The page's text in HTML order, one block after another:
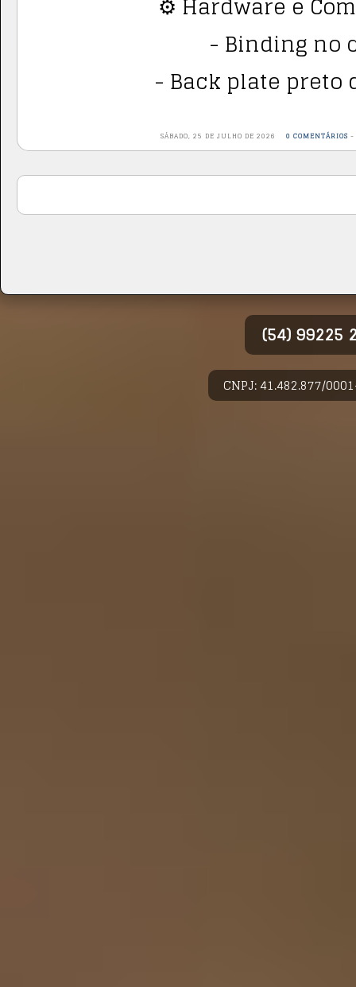
- Binding no
- Back plate preto
SÁBADO, 25 DE JULHO DE 2026 0 COMENTÁRIOS -
(54) 99225
CNPJ: 41.482.877/